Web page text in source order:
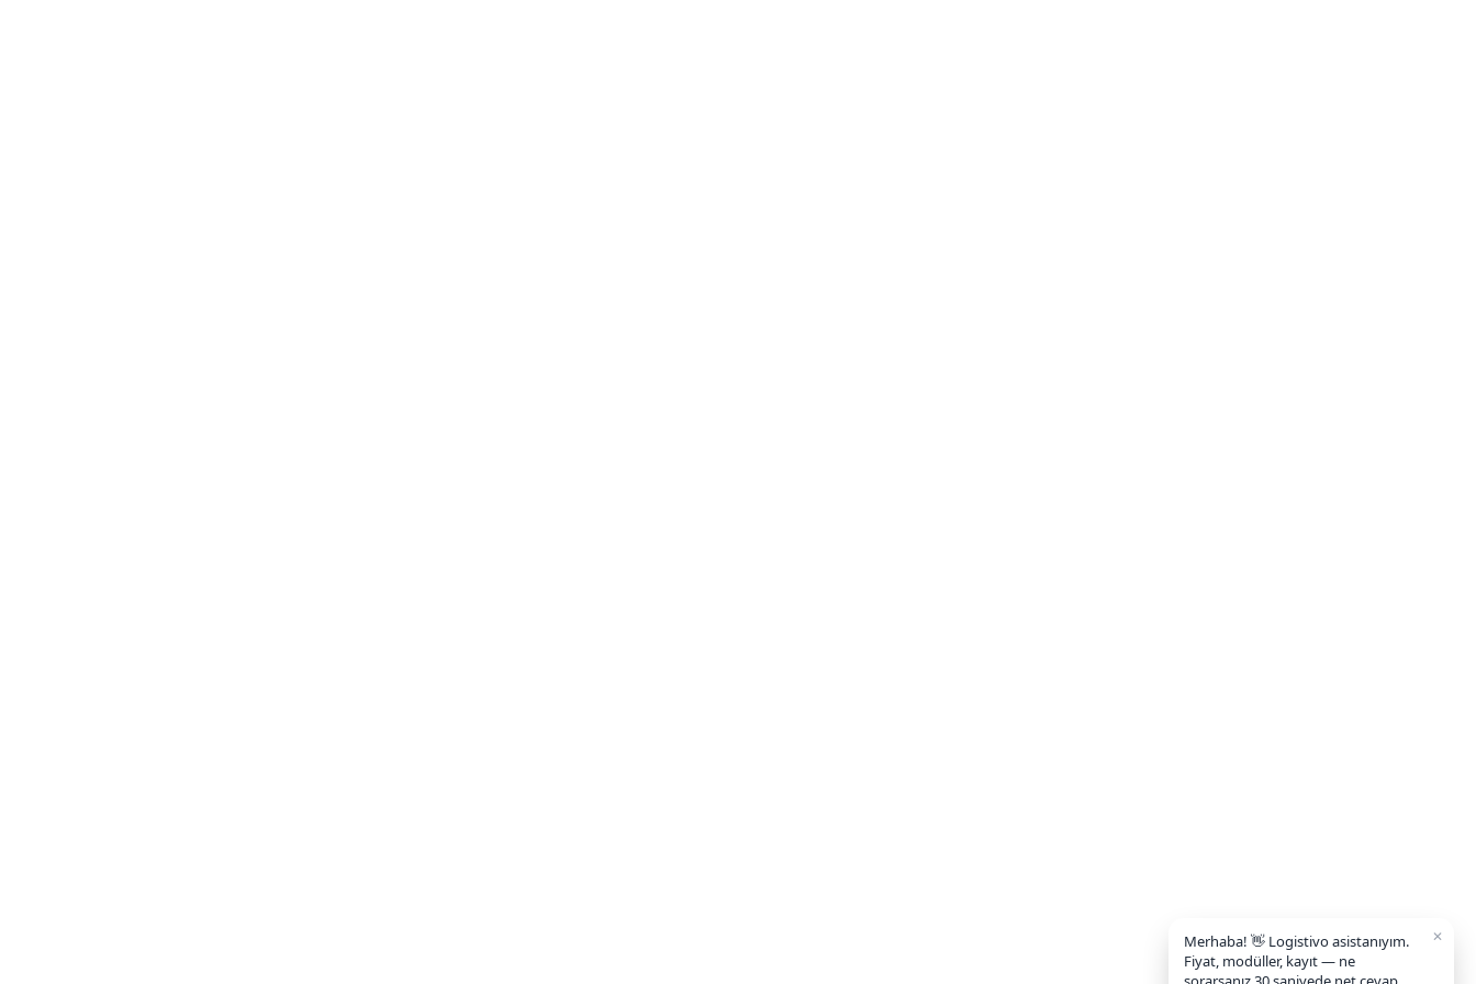
Merhaba! 👋 Logistivo asistanıyım.
Fiyat, modüller, kayıt — ne
✕